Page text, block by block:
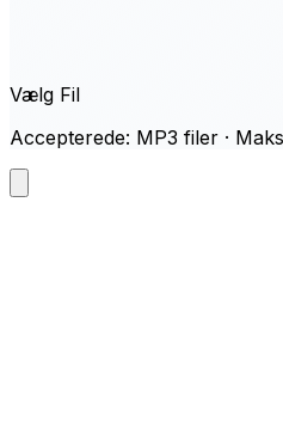
Vælg Fil
Accepterede: MP3 filer ·